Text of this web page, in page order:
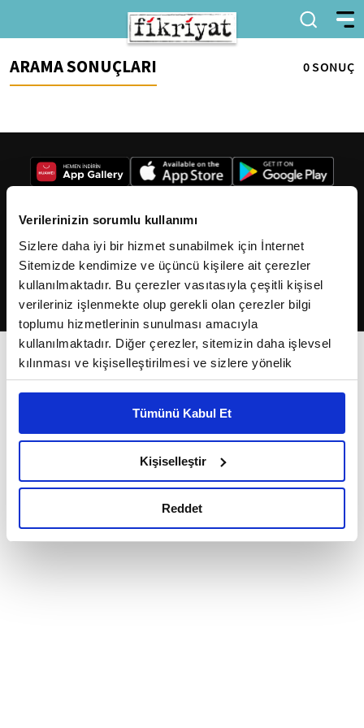
Verilerinizin sorumlu kullanımı
Sizlere daha iyi bir hizmet sunabilmek için İnternet
Sitemizde kendimize ve üçüncü kişilere ait çerezler
kullanılmaktadır. Bu çerezler vasıtasıyla çeşitli kişisel
verileriniz işlenmekte olup gerekli olan çerezler bilgi
toplumu hizmetlerinin sunulması amacıyla
kullanılmaktadır. Diğer çerezler, sitemizin daha işlevsel
kılınması ve kişiselleştirilmesi ve sizlere yönelik
reklam/pazarlama faaliyetlerinin yapılması, amaçlarıyla
Çerezlere ilişkin tercihlerinizi çerez paneli vasıtasıyla
belirleyebilirsiniz. Çerezlere ilişkin detaylı bilgi için
Ayarlar butonuna tıklayabilir,Çerez Bilgilendirme
Metnimizi ziyaret edebilirsiniz.
okumak ve sitemizi ziyaretiniz kapsamında
Tümünü Kabul Et
Kişiselleştir
Reddet
ARAMA SONUÇLARI 0 SONUÇ
2026Fikriyat. Tüm hakları saklıdır.